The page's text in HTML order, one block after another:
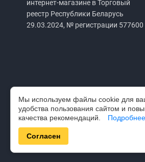
интернет-магазине в Торговый
реестр Республики Беларусь
29.03.2024, № регистрации 577600
Мы используем файлы cookie для
удобства пользования сайтом и
качества рекомендаций.
Подробнее
Согласен